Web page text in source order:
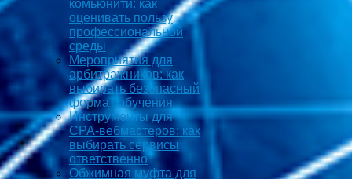
комьюнити: как
оценивать пользу
профессиональной
среды
Мероприятия для
арбитражников: как
выбирать безопасный
формат обучения
Инструменты для
CPA-вебмастеров: как
выбирать сервисы
ответственно
Обжимная муфта для